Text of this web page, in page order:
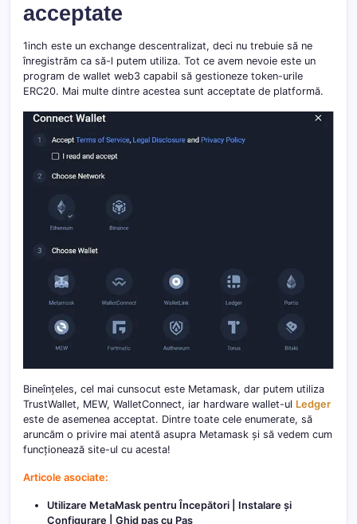
acceptate
1inch este un exchange descentralizat, deci nu trebuie să ne
înregistrăm ca să-l putem utiliza. Tot ce avem nevoie este un
program de wallet web3 capabil să gestioneze token-urile
ERC20. Mai multe dintre acestea sunt acceptate de platformă.
Bineînțeles, cel mai cunsocut este Metamask, dar putem utiliza
TrustWallet, MEW, WalletConnect, iar hardware wallet-ul Ledger
este de asemenea acceptat. Dintre toate cele enumerate, să
aruncăm o privire mai atentă asupra Metamask și să vedem cum
funcționează site-ul cu acesta!
Articole asociate:
Utilizare MetaMask pentru Începători | Instalare și
Configurare | Ghid pas cu Pas